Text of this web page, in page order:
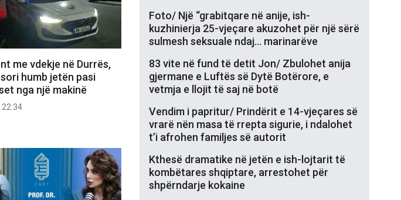
me vdekje në Durrës,
humb jetën pasi
nga një makinë
Foto/ Një “grabitqare në anije, ish-
kuzhinierja 25-vjeçare akuzohet për një sërë
sulmesh seksuale ndaj… marinarëve
83 vite në fund të detit Jon/ Zbulohet anija
gjermane e Luftës së Dytë Botërore, e
vetmja e llojit të saj në botë
Vendim i papritur/ Prindërit e 14-vjeçares së
vrarë nën masa të rrepta sigurie, i ndalohet
t’i afrohen familjes së autorit
Kthesë dramatike në jetën e ish-lojtarit të
kombëtares shqiptare, arrestohet për
shpërndarje kokaine